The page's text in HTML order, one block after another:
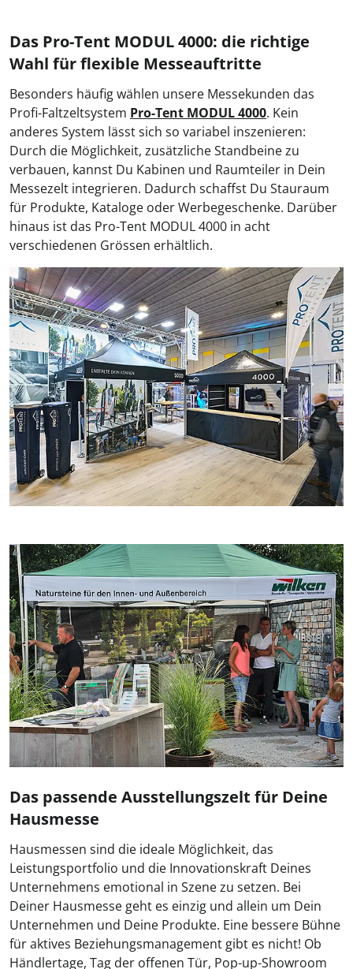
Das Pro-Tent MODUL 4000: die richtige
Wahl für flexible Messeauftritte
Besonders häufig wählen unsere Messekunden das
Profi-Faltzeltsystem Pro-Tent MODUL 4000. Kein
anderes System lässt sich so variabel inszenieren:
Durch die Möglichkeit, zusätzliche Standbeine zu
verbauen, kannst Du Kabinen und Raumteiler in Dein
Messezelt integrieren. Dadurch schaffst Du Stauraum
für Produkte, Kataloge oder Werbegeschenke. Darüber
hinaus ist das Pro-Tent MODUL 4000 in acht
verschiedenen Grössen erhältlich.
Das passende Ausstellungszelt für Deine
Hausmesse
Hausmessen sind die ideale Möglichkeit, das
Leistungsportfolio und die Innovationskraft Deines
Unternehmens emotional in Szene zu setzen. Bei
Deiner Hausmesse geht es einzig und allein um Dein
Unternehmen und Deine Produkte. Eine bessere Bühne
für aktives Beziehungsmanagement gibt es nicht! Ob
Händlertage, Tag der offenen Tür, Pop-up-Showroom